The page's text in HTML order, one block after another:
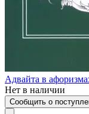
Адвайта в
Нет в наличии
Сообщить о